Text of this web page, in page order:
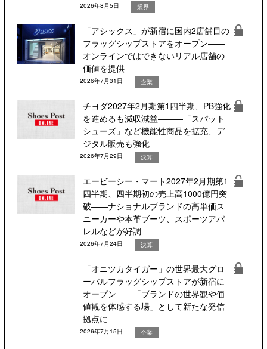
2026年8月5日 業界
「アシックス」が新宿に国内2店舗目の
フラッグシップストアをオープン――
オンラインではできないリアル店舗の
価値を提供
2026年7月31日 企業
チヨダ2027年2月期第1四半期、PB強化
を進めるも減収減益―――「スパット
シューズ」など機能性商品を拡充、デ
ジタル販売も強化
2026年7月29日 決算
エービーシー・マート2027年2月期第1
四半期、四半期初の売上高1000億円突
破――ナショナルブランドの高単価ス
ニーカーや本革ブーツ、スポーツアパ
レルなどが好調
2026年7月24日 決算
「オニツカタイガー」の世界最大グロ
ーバルフラッグシップストアが新宿に
オープン――「ブランドの世界観や価
値観を体感する場」として新たな発信
拠点に
2026年7月15日 企業